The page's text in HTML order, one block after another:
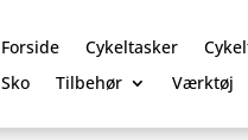
Forside Cykeltasker
Sko
Tilbehør Værktøj